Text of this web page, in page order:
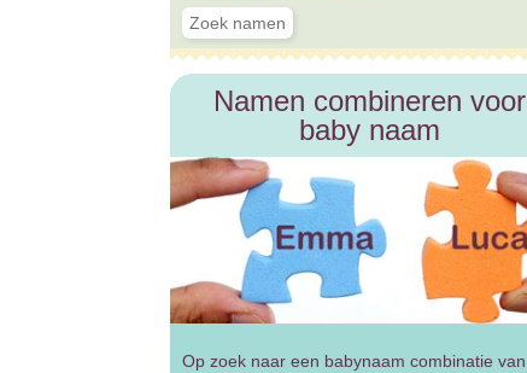
Namen combineren voor
baby naam
Op zoek naar een babynaam combinatie van